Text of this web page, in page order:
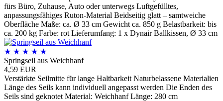
fürs Büro, Zuhause, Auto oder unterwegs Luftgefülltes,
anpassungsfähiges Ruton-Material Beidseitig glatt – samtweiche
Oberfläche Maße: ca. Ø 33 cm Gewicht ca. 850 g Belastbarkeit: bis
ca. 200 kg Farbe: rot Lieferumfang: 1 x Dynair Ballkissen, Ø 33 cm
★ ★ ★ ★ ★
Springseil aus Weichhanf
4,59 EUR
Verstärkte Seilmitte für lange Haltbarkeit Naturbelassene Materialien
Länge des Seils kann individuell angepasst werden Die Enden des
Seils sind geknotet Material: Weichhanf Länge: 280 cm